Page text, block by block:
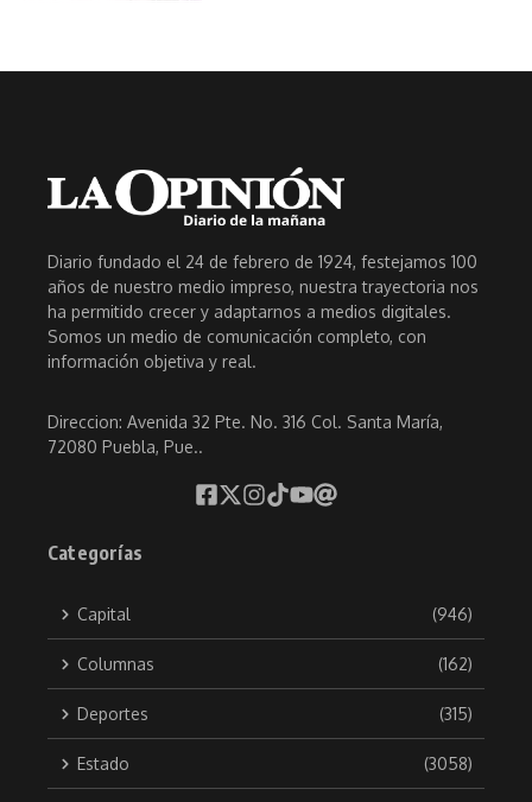
Diario fundado el 24 de febrero de 1924, festejamos 100
años de nuestro medio impreso, nuestra trayectoria nos
ha permitido crecer y adaptarnos a medios digitales.
Somos un medio de comunicación completo, con
información objetiva y real.
Direccion: Avenida 32 Pte. No. 316 Col. Santa María,
72080 Puebla, Pue..
Categorías
Capital (946)
Columnas (162)
Deportes (315)
Estado (3058)